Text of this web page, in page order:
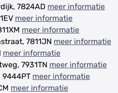
7824AD meer informatie
meer informatie
meer informatie
7811JN meer informatie
meer informatie
7931TN meer informatie
9444PT meer informatie
meer informatie